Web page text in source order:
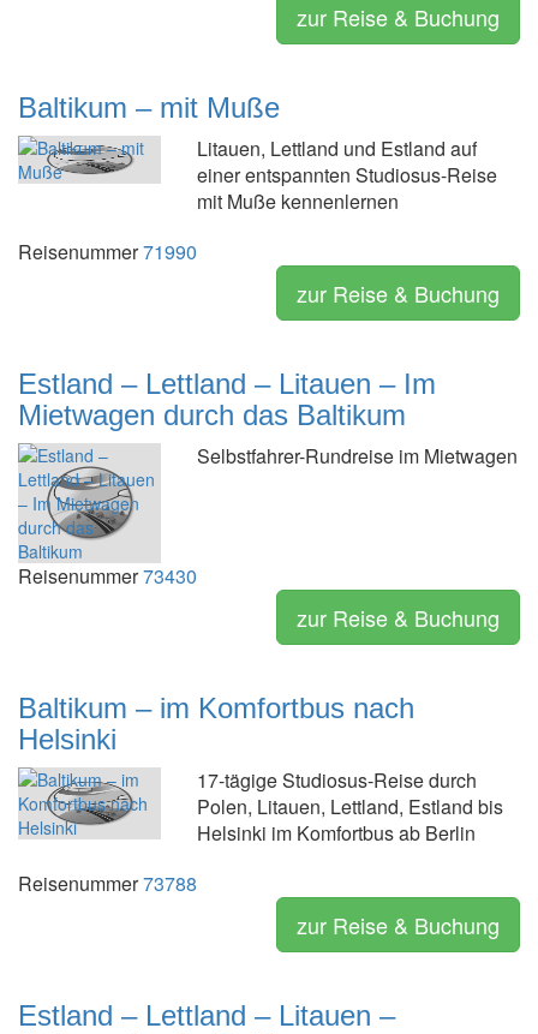
zur Reise & Buchung
Baltikum – mit Muße
Litauen, Lettland und Estland auf
einer entspannten Studiosus-Reise
mit Muße kennenlernen
Reisenummer71990
zur Reise & Buchung
Estland – Lettland – Litauen – Im
Mietwagen durch das Baltikum
Selbstfahrer-Rundreise im Mietwagen
Reisenummer73430
zur Reise & Buchung
Baltikum – im Komfortbus nach
Helsinki
17-tägige Studiosus-Reise durch
Polen, Litauen, Lettland, Estland bis
Helsinki im Komfortbus ab Berlin
Reisenummer73788
zur Reise & Buchung
Estland – Lettland – Litauen –